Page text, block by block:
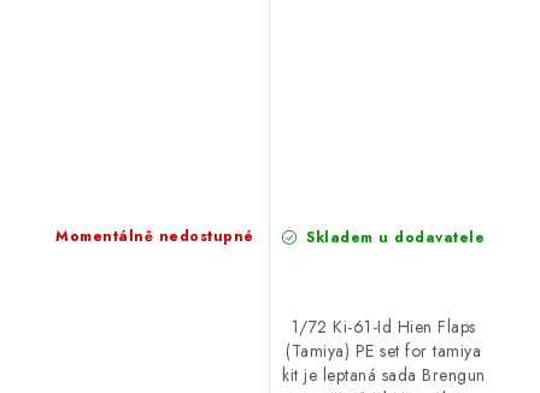
Momentálně nedostupné Skladem u dodavatele
1/72 Ki-61-Id Hien Flaps
(Tamiya) PE set for tamiya
kit je leptaná sada Brengun